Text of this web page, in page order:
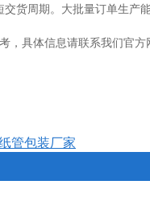
货周期。大批量订单生产
，具体信息请联系我们官
管包装厂家